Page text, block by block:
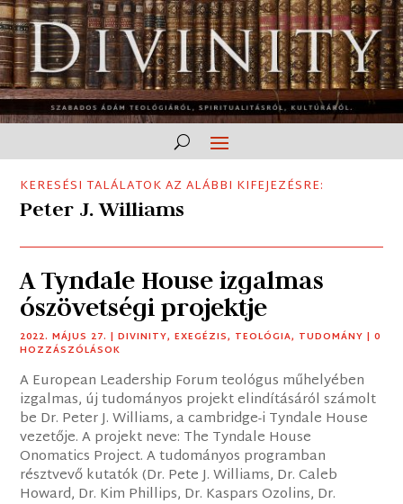
KERESÉSI TALÁLATOK AZ ALÁBBI KIFEJEZÉSRE:
Peter J. Williams
A Tyndale House izgalmas
ószövetségi projektje
2022. MÁJUS 27. |DIVINITY,EXEGÉZIS, TEOLÓGIA, TUDOMÁNY | 0
HOZZÁSZÓLÁSOK
A European Leadership Forum teológus műhelyében
izgalmas, új tudományos projekt elindításáról számolt
be Dr. Peter J. Williams, a cambridge-i Tyndale House
vezetője. A projekt neve: The Tyndale House
Onomatics Project. A tudományos programban
résztvevő kutatók (Dr. Pete J. Williams, Dr. Caleb
Howard, Dr. Kim Phillips, Dr. Kaspars Ozolins, Dr.